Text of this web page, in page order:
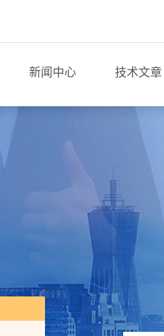
新闻中心 技术文章